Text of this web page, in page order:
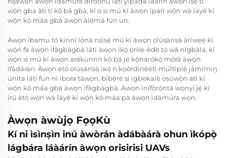
wọ́n gba àti tí kò bá gbà, kí o sì mú kí àwọn ìpari wọ́n wà láyé kí
wọ́n kò máa gbà àwọn àlémà fún un.
Àwọn ibamu tó kínní lọ́nà nṣiṣẹ́ mú kí àwọn olùṣàríṣà àríwẹẹ́ kí
wọ́n fa àwọn ìfàgbàgbà láti àwọn ikọ̀ orílẹ̀-èdè tó wà nígbàlá, kí
wọ́n sì mú kí àwọn arákùnrin kò bá jẹ́ kọ́nárókọ́ mọ́rá àwọn
ìfàdáràn. Àwọn ètò olùṣàríṣà ikọ̀ n koòrdìnèétì múltìplẹ̀ jàmímìŋ
úníta láti fun ni ibora táwọn, bíbẹ̀rẹ̀ sí igbekalẹ̀ oṣùwọ̀n àti kí
wọ́n kò máa gbà àwọn ìfàgbàgbà. Àwọn ìnífòrọ́ntà wọnyí jẹ́ kí
irú ètò wọ́n wà láyé kí wọ́n kò máa pa àwọn ìdàmúra wọn.
Àwọn àwùjọ FọọKù
Kí ni ìsìnṣìn inú àwòrán àdábàárà ohun ìkópọ̀
lágbára láàárín àwọn orisirisi UAVs